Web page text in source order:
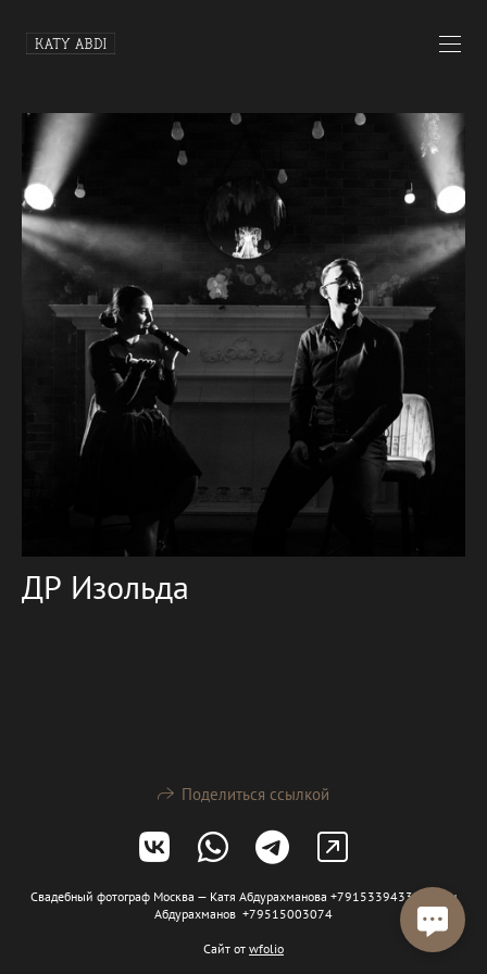
ДР Изольда
Поделиться ссылкой
Свадебный фотограф Москва — Катя Абдурахманова +79153394332 Арсен
Абдурахманов +79515003074
Сайт от wfolio